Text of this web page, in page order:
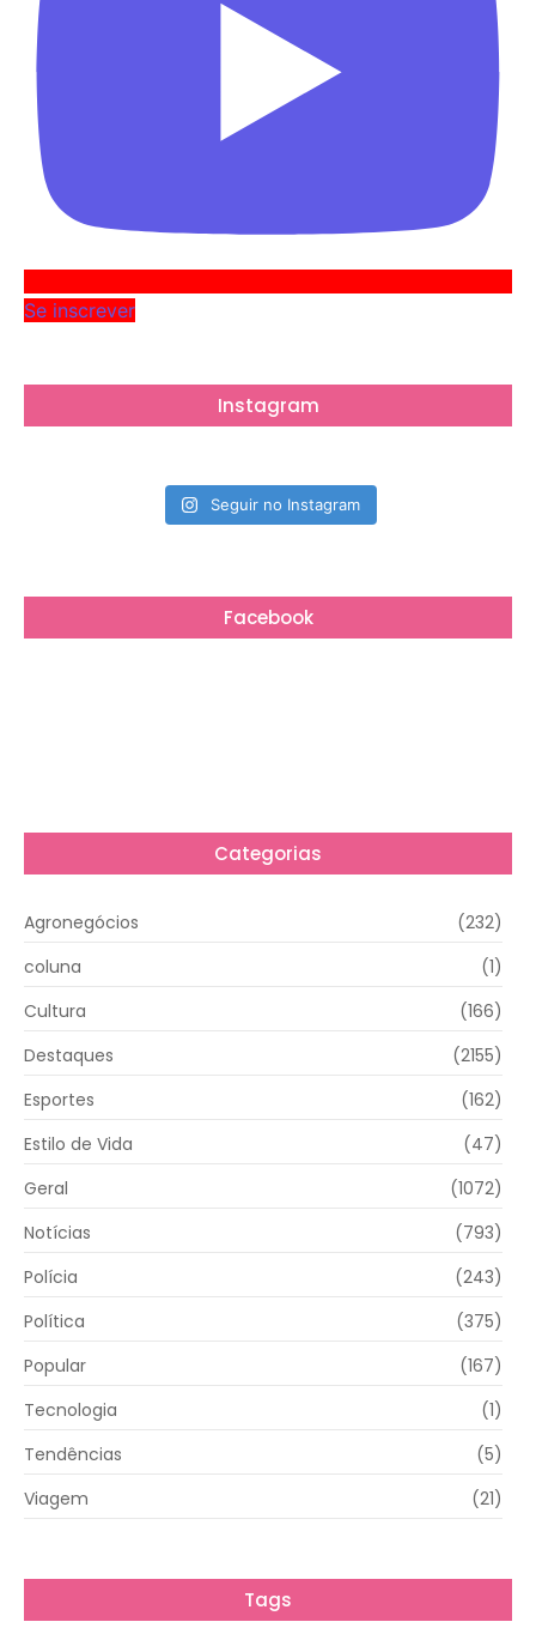
Se inscrever
Instagram
Seguir no Instagram
Facebook
Categorias
Agronegócios
(232)
coluna
(1)
Cultura
(166)
Destaques
(2155)
Esportes
(162)
Estilo de Vida
(47)
Geral
(1072)
Notícias
(793)
Polícia
(243)
Política
(375)
Popular
(167)
Tecnologia
(1)
Tendências
(5)
Viagem
(21)
Tags